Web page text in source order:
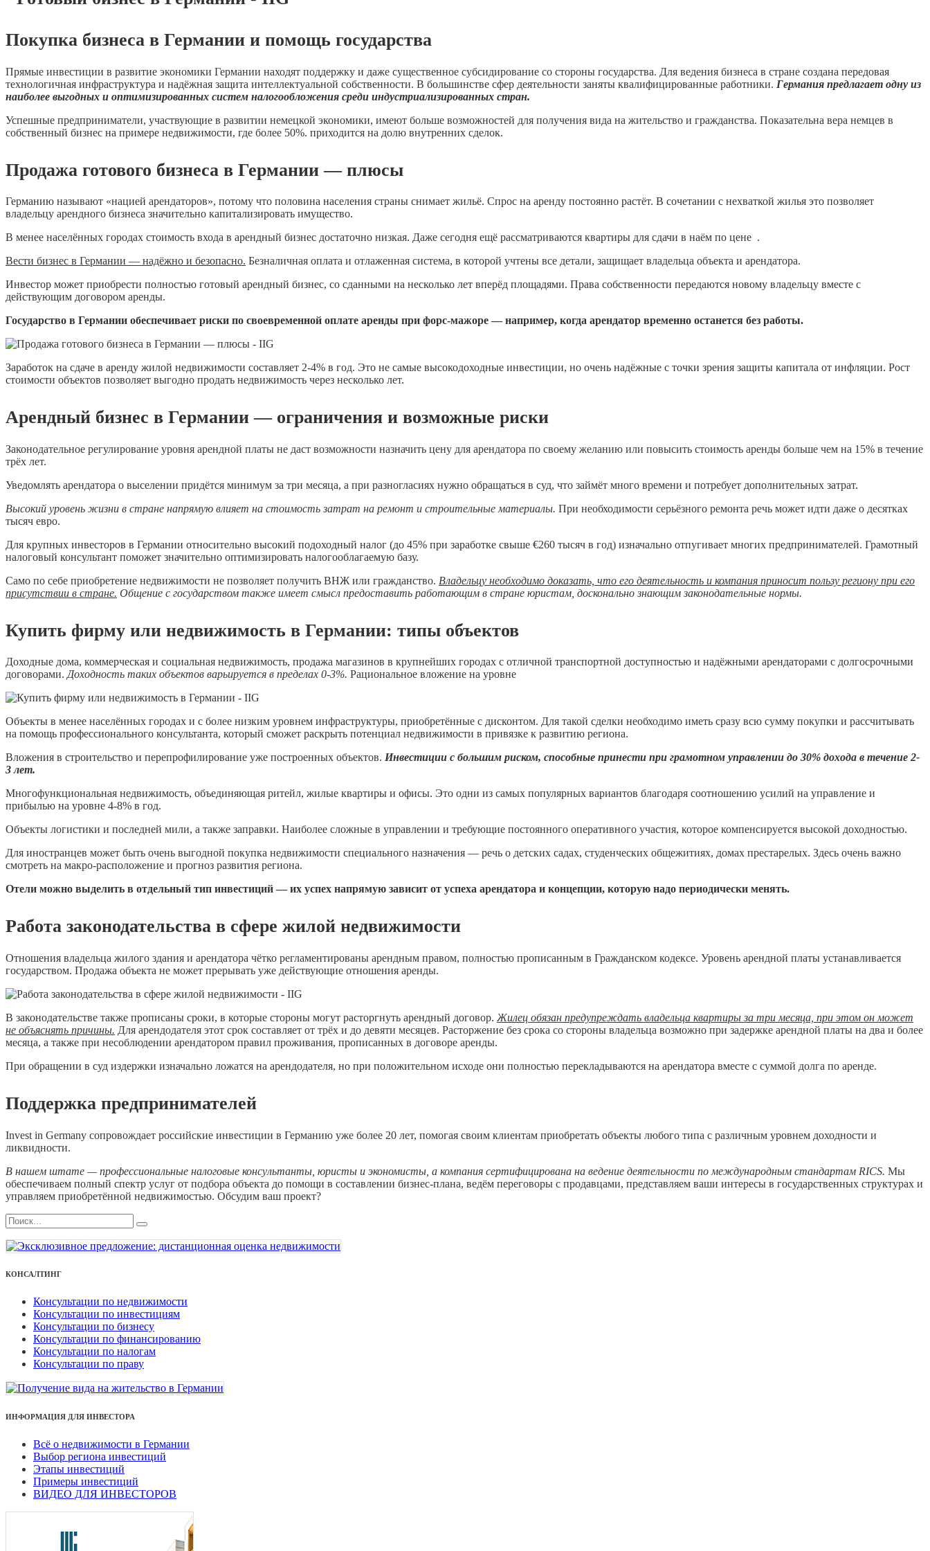
Покупка бизнеса в Германии и помощь государства
Прямые инвестиции в развитие экономики Германии находят поддержку и даже существенное субсидирование со стороны государства. Для ведения бизнеса в стране создана передовая
технологичная инфраструктура и надёжная защита интеллектуальной собственности. В большинстве сфер деятельности заняты квалифицированные работники. Германия предлагает одну из
наиболее выгодных и оптимизированных систем налогообложения среди индустриализированных стран.
Успешные предприниматели, участвующие в развитии немецкой экономики, имеют больше возможностей для получения вида на жительство и гражданства. Показательна вера немцев в
собственный бизнес на примере недвижимости, где более 50%. приходится на долю внутренних сделок.
Продажа готового бизнеса в Германии — плюсы
Германию называют «нацией арендаторов», потому что половина населения страны снимает жильё. Спрос на аренду постоянно растёт. В сочетании с нехваткой жилья это позволяет
владельцу арендного бизнеса значительно капитализировать имущество.
В менее населённых городах стоимость входа в арендный бизнес достаточно низкая. Даже сегодня ещё рассматриваются квартиры для сдачи в наём по цене .
Вести бизнес в Германии — надёжно и безопасно. Безналичная оплата и отлаженная система, в которой учтены все детали, защищает владельца объекта и арендатора.
Инвестор может приобрести полностью готовый арендный бизнес, со сданными на несколько лет вперёд площадями. Права собственности передаются новому владельцу вместе с
действующим договором аренды.
Государство в Германии обеспечивает риски по своевременной оплате аренды при форс-мажоре — например, когда арендатор временно останется без работы.
Заработок на сдаче в аренду жилой недвижимости составляет 2-4% в год. Это не самые высокодоходные инвестиции, но очень надёжные с точки зрения защиты капитала от инфляции. Рост
стоимости объектов позволяет выгодно продать недвижимость через несколько лет.
Арендный бизнес в Германии — ограничения и возможные риски
Законодательное регулирование уровня арендной платы не даст возможности назначить цену для арендатора по своему желанию или повысить стоимость аренды больше чем на 15% в течение
трёх лет.
Уведомлять арендатора о выселении придётся минимум за три месяца, а при разногласиях нужно обращаться в суд, что займёт много времени и потребует дополнительных затрат.
Высокий уровень жизни в стране напрямую влияет на стоимость затрат на ремонт и строительные материалы. При необходимости серьёзного ремонта речь может идти даже о десятках
тысяч евро.
Для крупных инвесторов в Германии относительно высокий подоходный налог (до 45% при заработке свыше €260 тысяч в год) изначально отпугивает многих предпринимателей. Грамотный
налоговый консультант поможет значительно оптимизировать налогооблагаемую базу.
Само по себе приобретение недвижимости не позволяет получить ВНЖ или гражданство. Владельцу необходимо доказать, что его деятельность и компания приносит пользу региону при его
присутствии в стране. Общение с государством также имеет смысл предоставить работающим в стране юристам, досконально знающим законодательные нормы.
Купить фирму или недвижимость в Германии: типы объектов
Доходные дома, коммерческая и социальная недвижимость, продажа магазинов в крупнейших городах с отличной транспортной доступностью и надёжными арендаторами с долгосрочными
договорами. Доходность таких объектов варьируется в пределах 0-3%. Рациональное вложение на уровне
Объекты в менее населённых городах и с более низким уровнем инфраструктуры, приобретённые с дисконтом. Для такой сделки необходимо иметь сразу всю сумму покупки и рассчитывать
на помощь профессионального консультанта, который сможет раскрыть потенциал недвижимости в привязке к развитию региона.
Вложения в строительство и перепрофилирование уже построенных объектов. Инвестиции с большим риском, способные принести при грамотном управлении до 30% дохода в течение 2-
3 лет.
Многофункциональная недвижимость, объединяющая ритейл, жилые квартиры и офисы. Это одни из самых популярных вариантов благодаря соотношению усилий на управление и
прибылью на уровне 4-8% в год.
Объекты логистики и последней мили, а также заправки. Наиболее сложные в управлении и требующие постоянного оперативного участия, которое компенсируется высокой доходностью.
Для иностранцев может быть очень выгодной покупка недвижимости специального назначения — речь о детских садах, студенческих общежитиях, домах престарелых. Здесь очень важно
смотреть на макро-расположение и прогноз развития региона.
Отели можно выделить в отдельный тип инвестиций — их успех напрямую зависит от успеха арендатора и концепции, которую надо периодически менять.
Работа законодательства в сфере жилой недвижимости
Отношения владельца жилого здания и арендатора чётко регламентированы арендным правом, полностью прописанным в Гражданском кодексе. Уровень арендной платы устанавливается
государством. Продажа объекта не может прерывать уже действующие отношения аренды.
В законодательстве также прописаны сроки, в которые стороны могут расторгнуть арендный договор. Жилец обязан предупреждать владельца квартиры за три месяца, при этом он может
не объяснять причины. Для арендодателя этот срок составляет от трёх и до девяти месяцев. Расторжение без срока со стороны владельца возможно при задержке арендной платы на два и более
месяца, а также при несоблюдении арендатором правил проживания, прописанных в договоре аренды.
При обращении в суд издержки изначально ложатся на арендодателя, но при положительном исходе они полностью перекладываются на арендатора вместе с суммой долга по аренде.
Поддержка предпринимателей
Invest in Germany сопровождает российские инвестиции в Германию уже более 20 лет, помогая своим клиентам приобретать объекты любого типа с различным уровнем доходности и
ликвидности.
В нашем штате — профессиональные налоговые консультанты, юристы и экономисты, а компания сертифицирована на ведение деятельности по международным стандартам RICS. Мы
обеспечиваем полный спектр услуг от подбора объекта до помощи в составлении бизнес-плана, ведём переговоры с продавцами, представляем ваши интересы в государственных структурах и
управляем приобретённой недвижимостью. Обсудим ваш проект?
КОНСАЛТИНГ
Консультации по недвижимости
Консультации по инвестициям
Консультации по бизнесу
Консультации по финансированию
Консультации по налогам
Консультации по праву
ИНФОРМАЦИЯ ДЛЯ ИНВЕСТОРА
Всё о недвижимости в Германии
Выбор региона инвестиций
Этапы инвестиций
Примеры инвестиций
ВИДЕО ДЛЯ ИНВЕСТОРОВ